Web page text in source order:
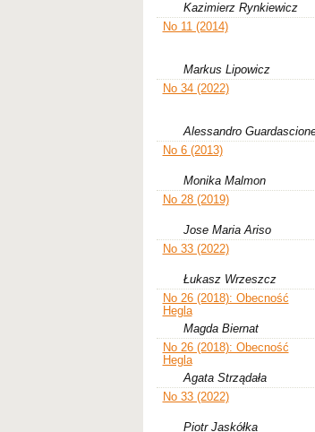
Kazimierz Rynkiewicz
No 11 (2014)
Markus Lipowicz
No 34 (2022)
Alessandro
No 6 (2013)
Monika Malmon
No 28 (2019)
Jose Maria Ariso
No 33 (2022)
Łukasz Wrzeszcz
No 26 (2018): Obecność
Hegla
Magda Biernat
No 26 (2018): Obecność
Hegla
Agata Strządała
No 33 (2022)
Piotr Jaskółka